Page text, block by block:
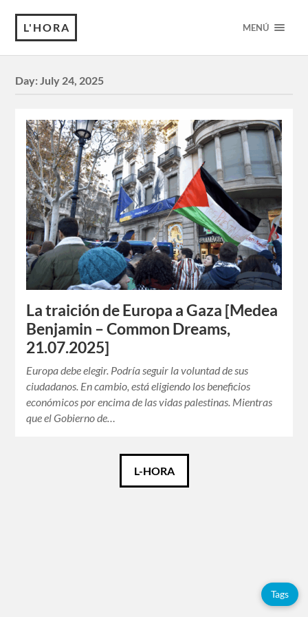
L'HORA MENÚ
Day:July 24, 2025
La traición de Europa a Gaza [Medea
Benjamin – Common Dreams,
21.07.2025]
Europa debe elegir. Podría seguir la voluntad de sus
ciudadanos. En cambio, está eligiendo los beneficios
económicos por encima de las vidas palestinas. Mientras
que el Gobierno de…
L-HORA
Tags